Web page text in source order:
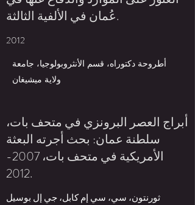
عُمان في الألفية الثالثة.
2012
أطروحة دكتوراه، قسم الأنثروبولوجيا، جامعة
ولاية ميشيغان
أبراج العصر البرونزي في متحف بات،
سلطنة عمان: بحث أجرته البعثة
الأمريكية في متحف بات،
2007-
2012.
ثورنتون، سي، سي إم كابل، جي إل بوسيل